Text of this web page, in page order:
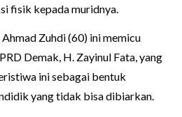
fisik kepada muridnya.
Zuhdi (60) ini memicu
Demak, H. Zayinul Fata, yang
ini sebagai bentuk
yang tidak bisa dibiarkan.